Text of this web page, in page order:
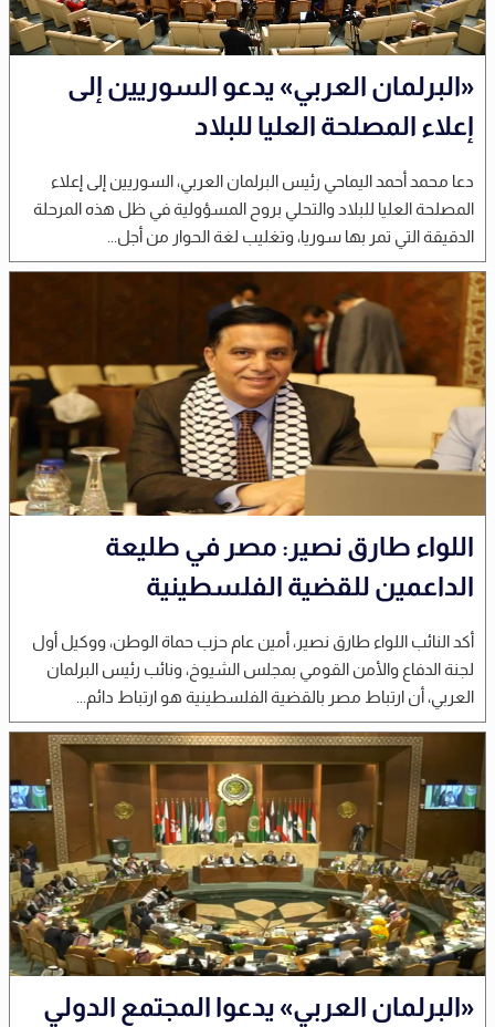
«البرلمان العربي» يدعو السوريين إلى
إعلاء المصلحة العليا للبلاد
دعا محمد أحمد اليماحي رئيس البرلمان العربي، السوريين إلى إعلاء
المصلحة العليا للبلاد والتحلي بروح المسؤولية في ظل هذه المرحلة
الدقيقة التي تمر بها سوريا، وتغليب لغة الحوار من أجل...
اللواء طارق نصير: مصر في طليعة
الداعمين للقضية الفلسطينية
أكد النائب اللواء طارق نصير، أمين عام حزب حماة الوطن، ووكيل أول
لجنة الدفاع والأمن القومي بمجلس الشيوخ، ونائب رئيس البرلمان
العربي، أن ارتباط مصر بالقضية الفلسطينية هو ارتباط دائم...
«البرلمان العربي» يدعوا المجتمع الدولي